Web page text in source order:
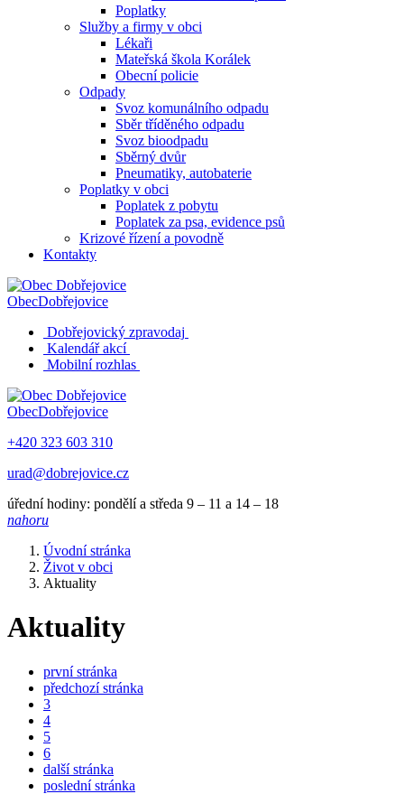
Poplatky
Služby a firmy v obci
Lékaři
Mateřská škola Korálek
Obecní policie
Odpady
Svoz komunálního odpadu
Sběr tříděného odpadu
Svoz bioodpadu
Sběrný dvůr
Pneumatiky, autobaterie
Poplatky v obci
Poplatek z pobytu
Poplatek za psa, evidence psů
Krizové řízení a povodně
Kontakty
ObecDobřejovice
Dobřejovický zpravodaj
Kalendář akcí
Mobilní rozhlas
ObecDobřejovice
+420 323 603 310
urad@dobrejovice.cz
úřední hodiny: pondělí a středa 9 – 11 a 14 – 18
nahoru
Úvodní stránka
Život v obci
Aktuality
Aktuality
první stránka
předchozí stránka
3
4
5
6
další stránka
poslední stránka